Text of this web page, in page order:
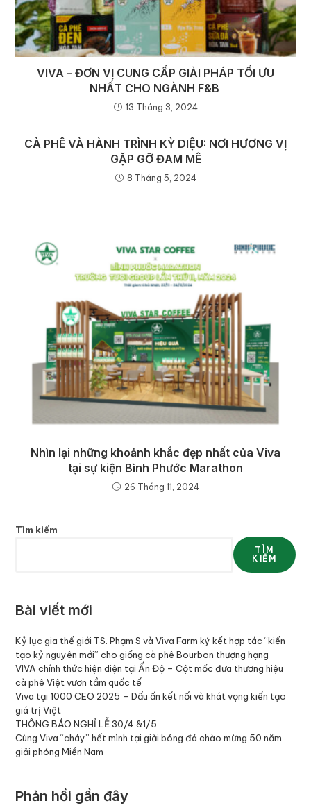
VIVA – ĐƠN VỊ CUNG CẤP GIẢI PHÁP TỐI ƯU
NHẤT CHO NGÀNH F&B
13 Tháng 3, 2024
CÀ PHÊ VÀ HÀNH TRÌNH KỲ DIỆU: NƠI HƯƠNG VỊ
GẶP GỠ ĐAM MÊ
8 Tháng 5, 2024
Nhìn lại những khoảnh khắc đẹp nhất của Viva
tại sự kiện Bình Phước Marathon
26 Tháng 11, 2024
Tìm kiếm
TÌM
KIẾM
Bài viết mới
Kỷ lục gia thế giới TS. Phạm S và Viva Farm ký kết hợp tác “kiến
tạo kỷ nguyên mới” cho giống cà phê Bourbon thượng hạng
VIVA chính thức hiện diện tại Ấn Độ – Cột mốc đưa thương hiệu
cà phê Việt vươn tầm quốc tế
Viva tại 1000 CEO 2025 – Dấu ấn kết nối và khát vọng kiến tạo
giá trị Việt
THÔNG BÁO NGHỈ LỄ 30/4 &1/5
Cùng Viva “cháy” hết mình tại giải bóng đá chào mừng 50 năm
giải phóng Miền Nam
Phản hồi gần đây